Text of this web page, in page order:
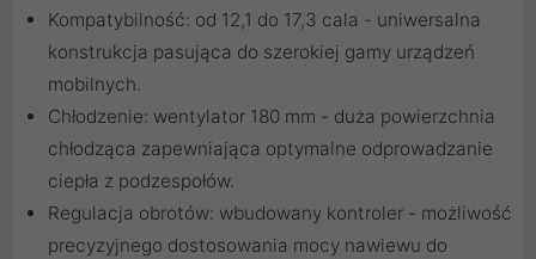
Kompatybilność: od 12,1 do 17,3 cala - uniwersalna
konstrukcja pasująca do szerokiej gamy urządzeń
mobilnych.
Chłodzenie: wentylator 180 mm - duża powierzchnia
chłodząca zapewniająca optymalne odprowadzanie
ciepła z podzespołów.
Regulacja obrotów: wbudowany kontroler - możliwość
precyzyjnego dostosowania mocy nawiewu do